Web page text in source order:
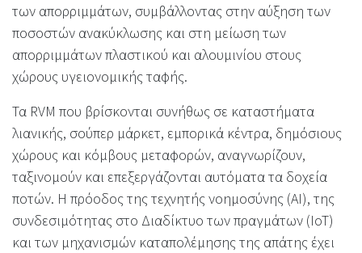
των απορριμμάτων, συμβάλλοντας στην αύξηση των
ποσοστών ανακύκλωσης και στη μείωση των
απορριμμάτων πλαστικού και αλουμινίου στους
χώρους υγειονομικής ταφής.
Τα RVM που βρίσκονται συνήθως σε καταστήματα
λιανικής, σούπερ μάρκετ, εμπορικά κέντρα, δημόσιους
χώρους και κόμβους μεταφορών, αναγνωρίζουν,
ταξινομούν και επεξεργάζονται αυτόματα τα δοχεία
ποτών. Η πρόοδος της τεχνητής νοημοσύνης (AI), της
συνδεσιμότητας στο Διαδίκτυο των πραγμάτων (IoT)
και των μηχανισμών καταπολέμησης της απάτης έχει